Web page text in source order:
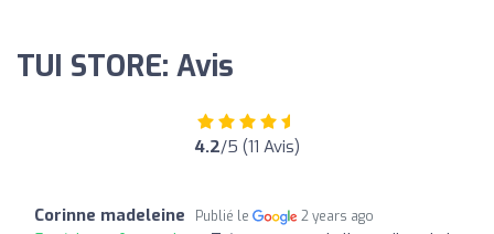
TUI STORE: Avis
4.2/5 (11 Avis)
Corinne madeleine Publié le 2 years ago